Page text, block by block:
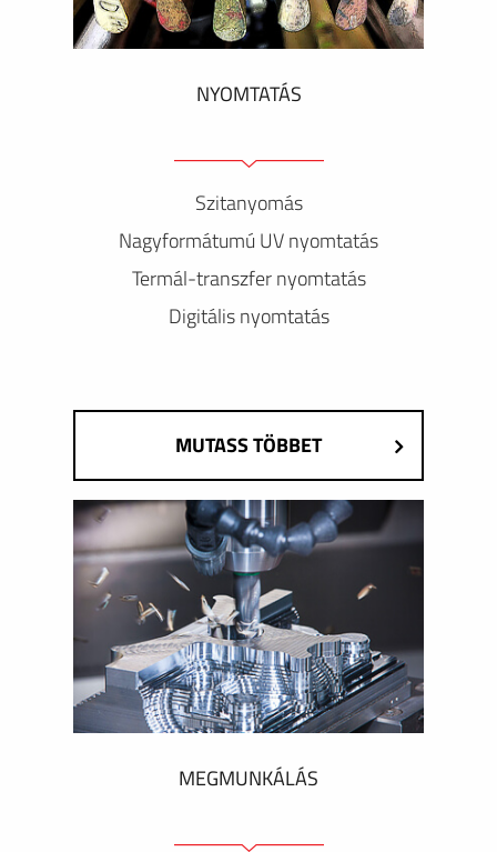
NYOMTATÁS
Szitanyomás
Nagyformátumú UV nyomtatás
Termál-transzfer nyomtatás
Digitális nyomtatás
MUTASS TÖBBET
MEGMUNKÁLÁS